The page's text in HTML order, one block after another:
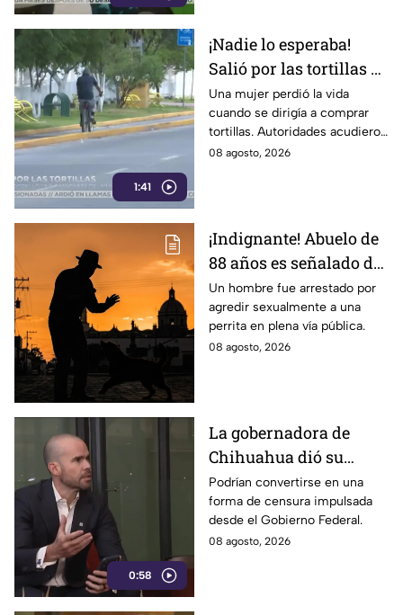
1:41
¡Nadie lo esperaba!
Salió por las tortillas y
nunca regresó tras
perder la v1da en el
camino
Una mujer perdió la vida
cuando se dirigía a comprar
tortillas. Autoridades acudieron
al lugar tras el reporte de
08 agosto, 2026
¡Indignante! Abuelo de
88 años es señalado de
4busar de una canina
frente a un parque con
men0res
Un hombre fue arrestado por
agredir sexualmente a una
perrita en plena vía pública.
08 agosto, 2026
0:58
La gobernadora de
Chihuahua dió su
postura sobre los
nuevos lineamientos
que podría afectar la
libertad de expresión
Podrían convertirse en una
forma de censura impulsada
desde el Gobierno Federal.
08 agosto, 2026